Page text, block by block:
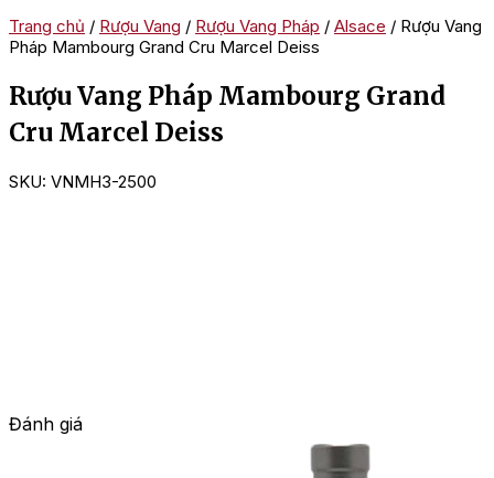
Trang chủ / Rượu Vang / Rượu Vang Pháp / Alsace / Rượu Vang
Pháp Mambourg Grand Cru Marcel Deiss
Rượu Vang Pháp Mambourg Grand
Cru Marcel Deiss
SKU: VNMH3-2500
Đánh giá